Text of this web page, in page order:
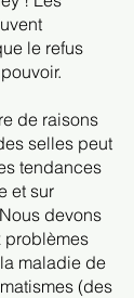
le refus
de raisons
selles peut
tendances
et sur
devons
problèmes
maladie de
(des